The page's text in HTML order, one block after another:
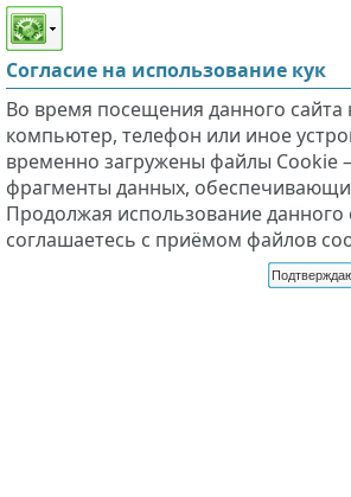
Этот сайт поддерживает
слабовидящих
Согласие на использование кук
Во время посещения данного сайта
компьютер, телефон или иное
временно загружены файлы
фрагменты данных,
Продолжая использование данного
соглашаетесь с приёмом файлов